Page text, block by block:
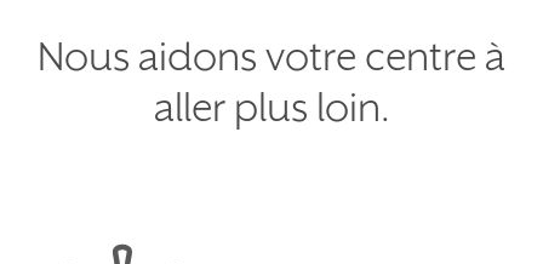
Nous aidons votre centre à
aller plus loin.